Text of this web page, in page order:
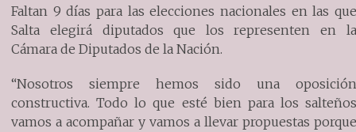
Faltan 9 días para las elecciones nacionales en las que
Salta elegirá diputados que los representen en la
Cámara de Diputados de la Nación.
“Nosotros siempre hemos sido una oposición
constructiva. Todo lo que esté bien para los salteños
vamos a acompañar y vamos a llevar propuestas porque